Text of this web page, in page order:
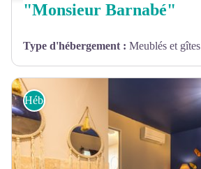
"Monsieur Barnabé"
Type d'hébergement : Meublés et gîtes
Hébergements